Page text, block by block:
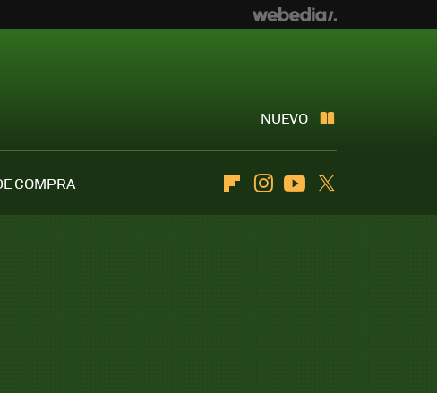
NUEVO
COMPRA
FlipboardInstagramYoutube